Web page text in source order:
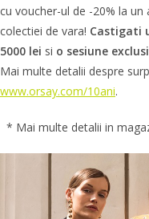
cu voucher-ul de -20% la
colectiei de vara! Castigati
5000 lei si o sesiune
Mai multe detalii despre
www.orsay.com/10ani.
* Mai multe detalii in